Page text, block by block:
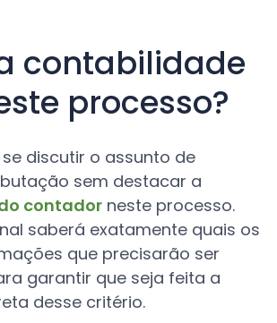
contabilidade
processo?
discutir o assunto de
sem destacar a
contador neste processo.
saberá exatamente quais os
que precisarão ser
garantir que seja feita a
desse critério.